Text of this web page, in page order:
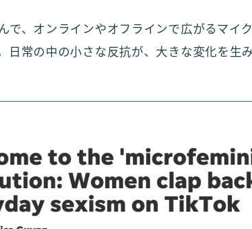
で、オンラインやオフラインで広がるマイ
日常の中の小さな反抗が、大きな変化を生